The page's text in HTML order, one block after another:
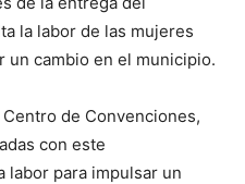
la labor de las mujeres
un cambio en el municipio.
de Convenciones,
con este
labor para impulsar un